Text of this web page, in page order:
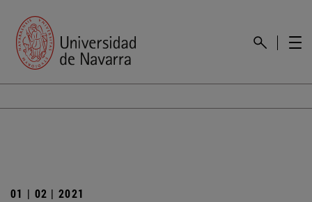
01 | 02 | 2021